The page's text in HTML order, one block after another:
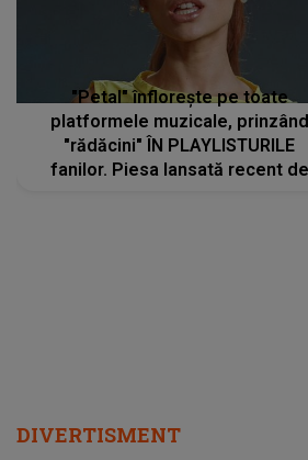
"Petal" înflorește pe toate
platformele muzicale, prinzând
"rădăcini" ÎN PLAYLISTURILE
fanilor. Piesa lansată recent de
DIVERTISMENT